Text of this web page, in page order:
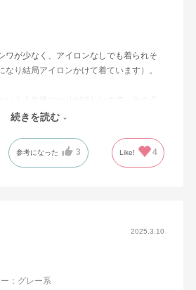
ワが少なく、アイロンなしでも着られそ
なり結局アイロンかけて着ています）。
続きを読む
参考になった 3 Like! 4
2025.3.10
：グレー系